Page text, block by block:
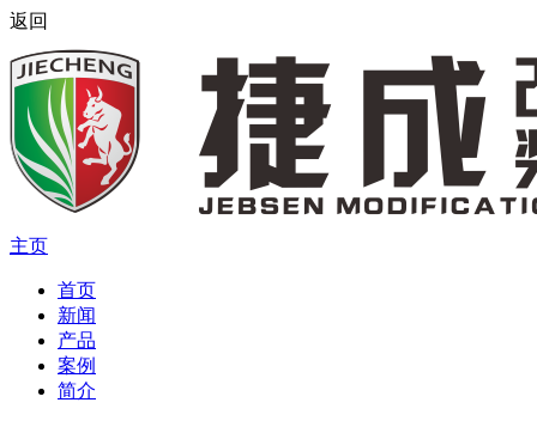
返回
主页
首页
新闻
产品
案例
简介